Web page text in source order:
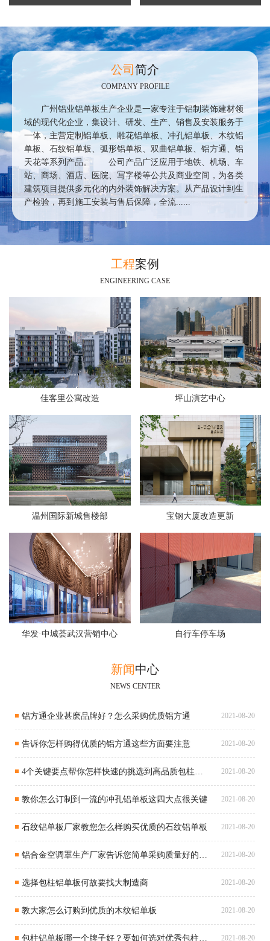
公司简介
COMPANY PROFILE
广州铝业铝单板生产企业是一家专注于铝制装饰建材领
域的现代化企业，集设计、研发、生产、销售及安装服务于
一体，主营定制铝单板、雕花铝单板、冲孔铝单板、木纹铝
单板、石纹铝单板、弧形铝单板、双曲铝单板、铝方通、铝
天花等系列产品。 公司产品广泛应用于地铁、机场、车
站、商场、酒店、医院、写字楼等公共及商业空间，为各类
建筑项目提供多元化的内外装饰解决方案。从产品设计到生
产检验，再到施工安装与售后保障，全流......
工程案例
ENGINEERING CASE
佳客里公寓改造 坪山演艺中心
温州国际新城售楼部 宝钢大厦改造更新
华发·中城荟武汉营销中心 自行车停车场
新闻中心
NEWS CENTER
铝方通企业甚麽品牌好？怎么采购优质铝方通 2021-08-20
告诉你怎样购得优质的铝方通这些方面要注意 2021-08-20
4个关键要点帮你怎样快速的挑选到高品质包柱铝单板 2021-08-20
教你怎么订制到一流的冲孔铝单板这四大点很关键 2021-08-20
石纹铝单板厂家教您怎么样购买优质的石纹铝单板 2021-08-20
铝合金空调罩生产厂家告诉您简单采购质量好的铝合金空调罩 2021-08-20
选择包柱铝单板何故要找大制造商 2021-08-20
教大家怎么订购到优质的木纹铝单板 2021-08-20
包柱铝单板哪一个牌子好？要如何选对优秀包柱铝单板 2021-08-20